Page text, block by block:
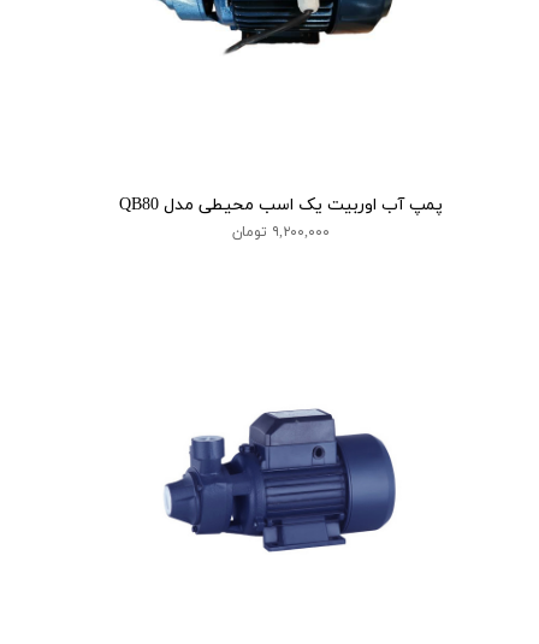
پمپ آب اوربیت یک اسب محیطی مدل QB80
۹,۲۰۰,۰۰۰ تومان